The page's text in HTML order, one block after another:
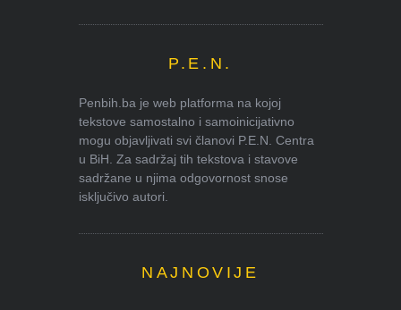
P.E.N.
Penbih.ba je web platforma na kojoj
tekstove samostalno i samoinicijativno
mogu objavljivati svi članovi P.E.N. Centra
u BiH. Za sadržaj tih tekstova i stavove
sadržane u njima odgovornost snose
isključivo autori.
NAJNOVIJE